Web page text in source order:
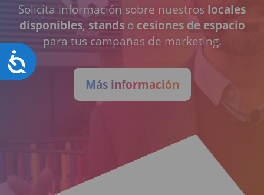
Accesibilidad
Solicita información sobre nuestros locales
disponibles, standso cesiones de espacio
para tus campañas de marketing.
Más información